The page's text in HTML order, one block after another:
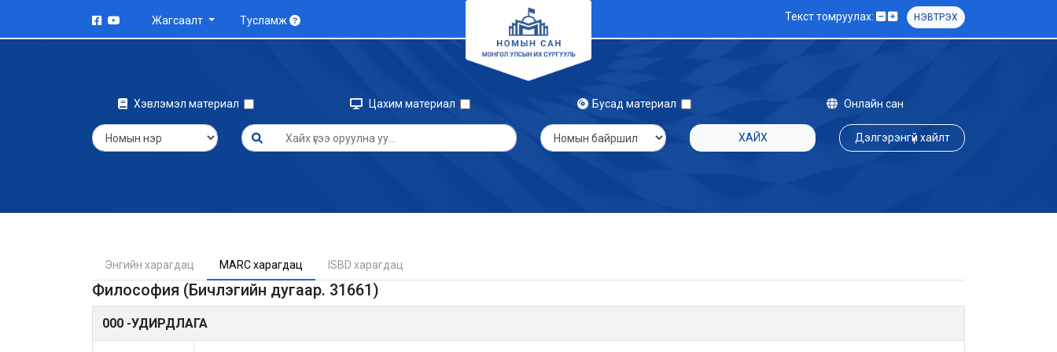
Жагсаалт Тусламж Текст томруулах: НЭВТРЭХ
Хэвлэмэл материал Цахим материал Бусад материал Онлайн сан
ХАЙХ Дэлгэрэнгүй хайлт
Энгийн харагдац MARC харагдац ISBD харагдац
Философия (Бичлэгийн дугаар. 31661)
000 -УДИРДЛАГА